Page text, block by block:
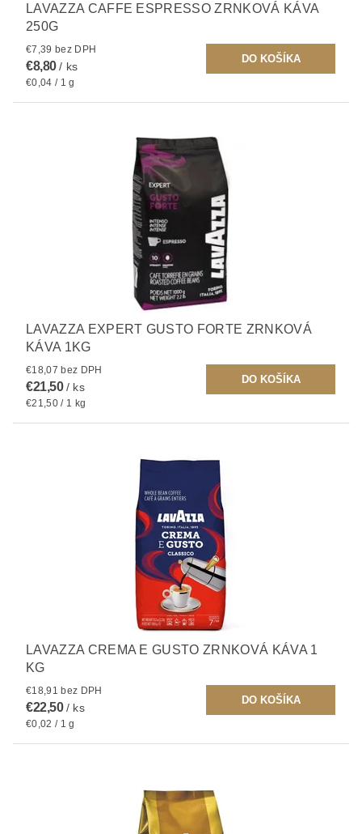
LAVAZZA CAFFE ESPRESSO ZRNKOVÁ KÁVA
250G
€7,39 bez DPH
€8,80/ ks
€0,04 / 1 g
LAVAZZA EXPERT GUSTO FORTE ZRNKOVÁ
KÁVA 1KG
€18,07 bez DPH
€21,50/ ks
€21,50 / 1 kg
LAVAZZA CREMA E GUSTO ZRNKOVÁ KÁVA 1
KG
€18,91 bez DPH
€22,50/ ks
€0,02 / 1 g